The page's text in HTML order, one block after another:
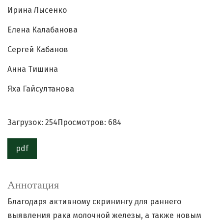
Ирина Лысенко
Елена Калабанова
Сергей Кабанов
Анна Тишина
Яха Гайсултанова
Загрузок: 254 Просмотров: 684
pdf
Аннотация
Благодаря активному скринингу для раннего
выявления рака молочной железы, а также новым